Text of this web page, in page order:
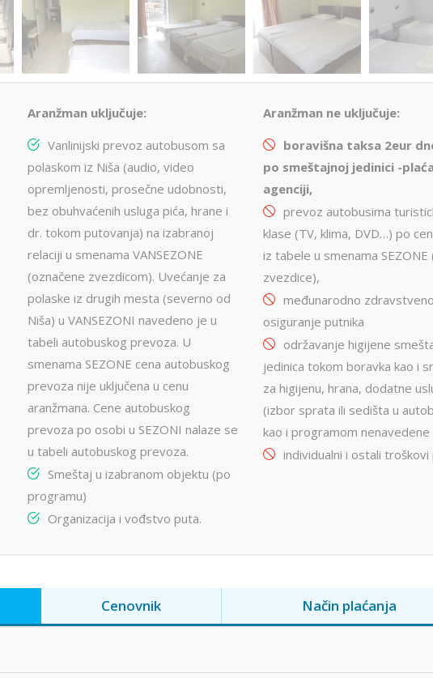
Aranžman uključuje:
Vanlinijski prevoz autobusom sa
polaskom iz Niša (audio, video
opremljenosti, prosečne udobnosti,
bez obuhvaćenih usluga pića, hrane i
dr. tokom putovanja) na izabranoj
relaciji u smenama VANSEZONE
(označene zvezdicom). Uvećanje za
polaske iz drugih mesta (severno od
Niša) u VANSEZONI navedeno je u
tabeli autobuskog prevoza. U
smenama SEZONE cena autobuskog
prevoza nije uključena u cenu
aranžmana. Cene autobuskog
prevoza po osobi u SEZONI nalaze se
u tabeli autobuskog prevoza.
Smeštaj u izabranom objektu (po
programu)
Organizacija i vođstvo puta.
Aranžman ne uključuje:
boravišna taksa 2eur
po smeštajnoj jedinici -plać
agenciji,
prevoz autobusima
klase (TV, klima, DVD…) po
iz tabele u smenama SEZONE
zvezdice),
međunarodno
osiguranje putnika
održavanje higijene
jedinica tokom boravka kao i
za higijenu, hrana, dodatne
(izbor sprata ili sedišta u
kao i programom nenavedene
individualni i ostali troškovi
Cenovnik Način plaćanja